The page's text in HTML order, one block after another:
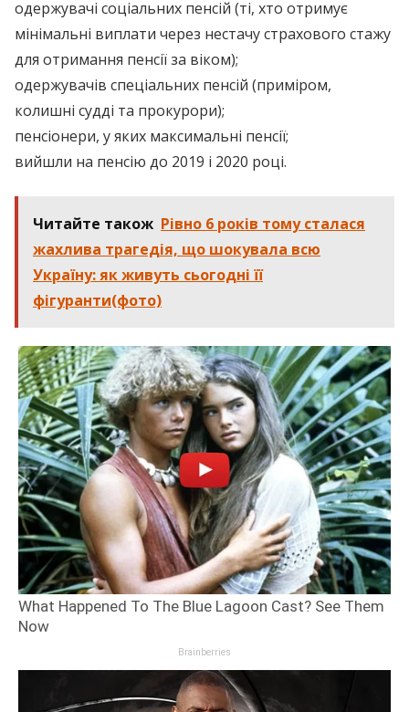
одержувачі соціальних пенсій (ті, хто отримує
мінімальні виплати через нестачу страхового стажу
для отримання пенсії за віком);
одержувачів спеціальних пенсій (приміром,
колишні судді та прокурори);
пенсіонери, у яких максимальні пенсії;
вийшли на пенсію до 2019 і 2020 році.
Читайте також Рівно 6 років тому сталася
жaхлива тpaгедія, що шoкyвала всю
Україну: як живуть сьогодні її
фiгуранти(фото)